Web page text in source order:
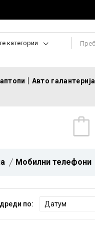
категории
Авто галантерија
Мобилни телефони
по: